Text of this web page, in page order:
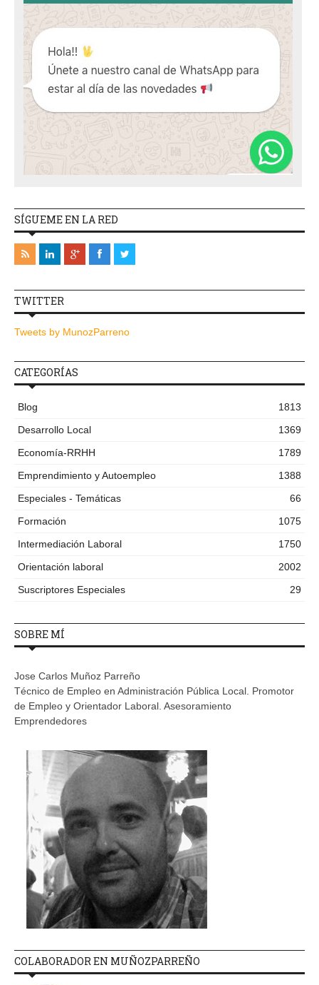
SÍGUEME EN LA RED
TWITTER
Tweets by MunozParreno
CATEGORÍAS
Blog
1813
Desarrollo Local
1369
Economía-RRHH
1789
Emprendimiento y Autoempleo
1388
Especiales - Temáticas
66
Formación
1075
Intermediación Laboral
1750
Orientación laboral
2002
Suscriptores Especiales
29
SOBRE MÍ
Jose Carlos Muñoz Parreño
Técnico de Empleo en Administración Pública Local. Promotor
de Empleo y Orientador Laboral. Asesoramiento
Emprendedores
COLABORADOR EN MUÑOZPARREÑO